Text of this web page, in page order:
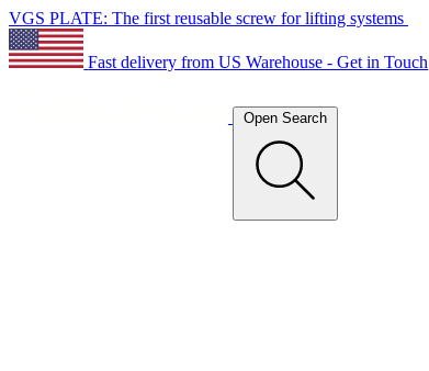
VGS PLATE: The first reusable screw for lifting systems
Fast delivery from US Warehouse - Get in Touch
Open Search